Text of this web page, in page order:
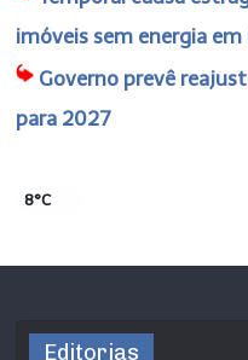
imóveis sem energia em
Governo prevê
para 2027
8°C
Editorias